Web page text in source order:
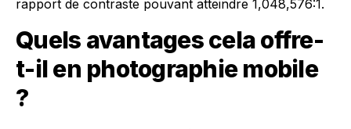
rapport de contraste pouvant atteindre 1,048,576:1.
Quels avantages cela offre-
t-il en photographie mobile
?